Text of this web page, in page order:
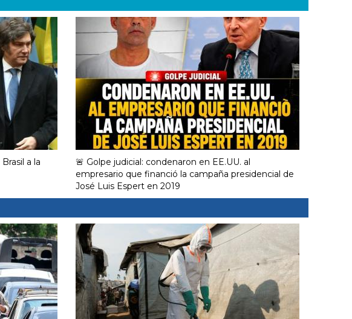
a la
🚨 Golpe judicial: condenaron en EE.UU. al
empresario que financió la campaña presidencial de
José Luis Espert en 2019